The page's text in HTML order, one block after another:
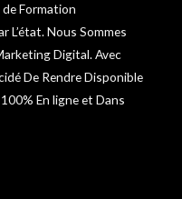
de Formation
L’état. Nous Sommes
Digital. Avec
De Rendre Disponible
En ligne et Dans